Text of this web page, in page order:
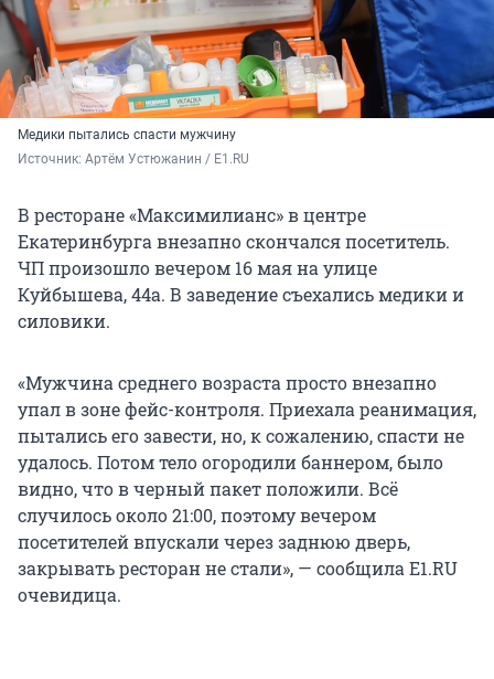
Медики пытались спасти мужчину
Источник: Артём Устюжанин / E1.RU
В ресторане «Максимилианс» в центре
Екатеринбурга внезапно скончался посетитель.
ЧП произошло вечером 16 мая на улице
Куйбышева, 44а. В заведение съехались медики и
силовики.
«Мужчина среднего возраста просто внезапно
упал в зоне фейс-контроля. Приехала реанимация,
пытались его завести, но, к сожалению, спасти не
удалось. Потом тело огородили баннером, было
видно, что в черный пакет положили. Всё
случилось около 21:00, поэтому вечером
посетителей впускали через заднюю дверь,
закрывать ресторан не стали», — сообщила E1.RU
очевидица.